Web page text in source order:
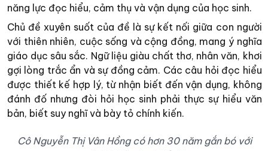
năng lực đọc hiểu, cảm thụ và vận dụng của học sinh.
Chủ đề xuyên suốt của đề là sự kết nối giữa con người
với thiên nhiên, cuộc sống và cộng đồng, mang ý nghĩa
giáo dục sâu sắc. Ngữ liệu giàu chất thơ, nhân văn, khơi
gợi lòng trắc ẩn và sự đồng cảm. Các câu hỏi đọc hiểu
được thiết kế hợp lý, từ nhận biết đến vận dụng, không
đánh đố nhưng đòi hỏi học sinh phải thực sự hiểu văn
bản, biết suy nghĩ và bày tỏ chính kiến.
Cô Nguyễn Thị Vân Hồng có hơn 30 năm gắn bó với